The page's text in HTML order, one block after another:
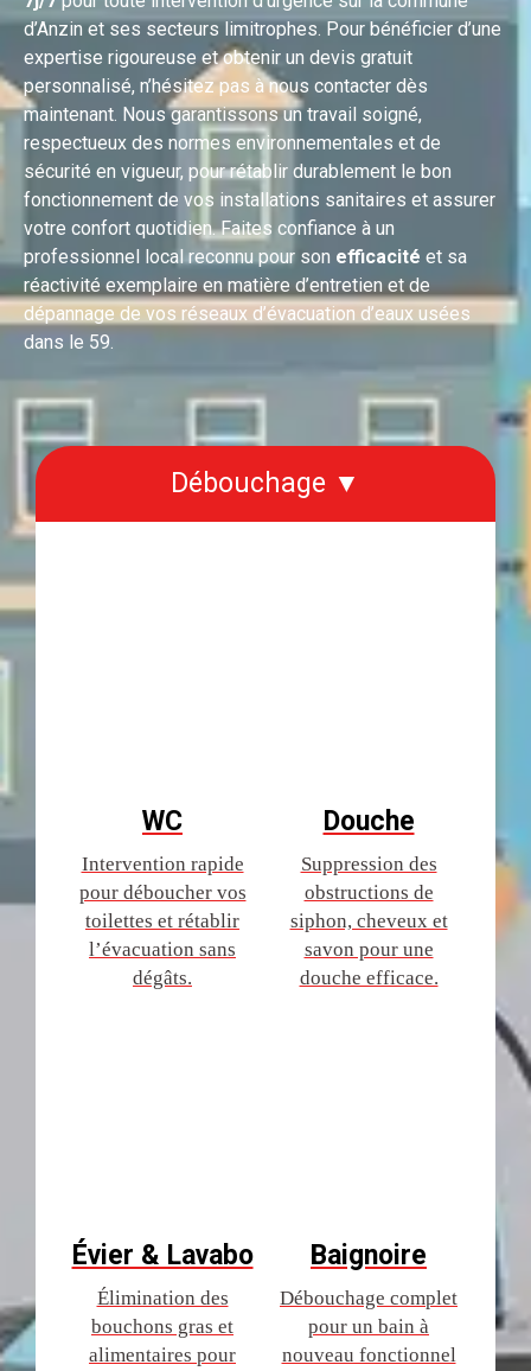
d’Anzin et ses secteurs limitrophes. Pour bénéficier d’une
expertise rigoureuse et obtenir un devis gratuit
personnalisé, n’hésitez pas à nous contacter dès
maintenant. Nous garantissons un travail soigné,
respectueux des normes environnementales et de
sécurité en vigueur, pour rétablir durablement le bon
fonctionnement de vos installations sanitaires et assurer
votre confort quotidien. Faites confiance à un
professionnel local reconnu pour son efficacité et sa
réactivité exemplaire en matière d’entretien et de
dépannage de vos réseaux d’évacuation d’eaux usées
dans le 59.
Débouchage ▼
WC
Intervention rapide
pour déboucher vos
toilettes et rétablir
l’évacuation sans
dégâts.
Évier & Lavabo
Élimination des
bouchons gras et
alimentaires pour
Douche
Suppression des
obstructions de
siphon, cheveux et
savon pour une
douche efficace.
Baignoire
Débouchage complet
pour un bain à
nouveau fonctionnel